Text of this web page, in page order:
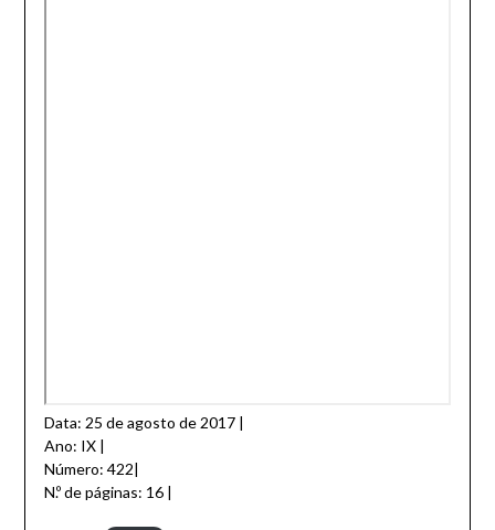
Data: 25 de agosto de 2017 |
Ano: IX |
Número: 422|
N.º de páginas: 16 |